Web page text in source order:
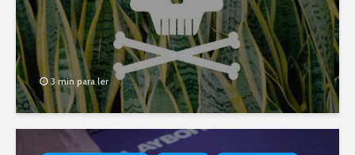
3 min para ler